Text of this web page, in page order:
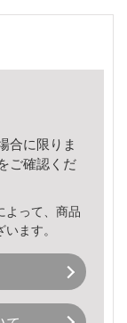
合に限りま
ご確認くだ
よって、商品
ます。